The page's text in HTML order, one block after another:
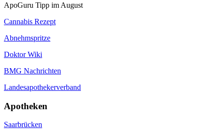
ApoGuru Tipp im August
Cannabis Rezept
Abnehmspritze
Doktor Wiki
BMG Nachrichten
Landesapothekerverband
Apotheken
Saarbrücken